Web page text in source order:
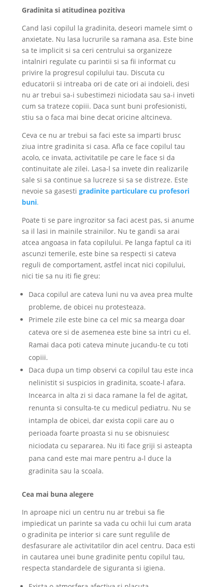
Gradinitasi atitudinea pozitiva
Cand lasi copilul la gradinita, deseori mamele simt o
anxietate. Nu lasa lucrurile sa ramana asa. Este bine
sa te implicit si sa ceri centrului sa organizeze
intalniri regulate cu parintii si sa fii informat cu
privire la progresul copilului tau. Discuta cu
educatorii si intreaba ori de cate ori ai indoieli, desi
nu ar trebui sa-i subestimezi niciodata sau sa-i inveti
cum sa trateze copiii. Daca sunt buni profesionisti,
stiu sa o faca mai bine decat oricine altcineva.
Ceva ce nu ar trebui sa faci este sa imparti brusc
ziua intre gradinita si casa. Afla ce face copilul tau
acolo, ce invata, activitatile pe care le face si da
continuitate ale zilei. Lasa-l sa invete din realizarile
sale si sa continue sa lucreze si sa se distreze. Este
nevoie sa gasesti gradinite particulare cu profesori
buni.
Poate ti se pare ingrozitor sa faci acest pas, si anume
sa il lasi in mainile strainilor. Nu te gandi sa arai
atcea angoasa in fata copilului. Pe langa faptul ca iti
ascunzi temerile, este bine sa respecti si cateva
reguli de comportament, astfel incat nici copilului,
nici tie sa nu iti fie greu:
Daca copilul are cateva luni nu va avea prea multe
probleme, de obicei nu protesteaza.
Primele zile este bine ca cel mic sa mearga doar
cateva ore si de asemenea este bine sa intri cu el.
Ramai daca poti cateva minute jucandu-te cu toti
copiii.
Daca dupa un timp observi ca copilul tau este inca
nelinistit si suspicios in gradinita, scoate-l afara.
Incearca in alta zi si daca ramane la fel de agitat,
renunta si consulta-te cu medicul pediatru. Nu se
intampla de obicei, dar exista copii care au o
perioada foarte proasta si nu se obisnuiesc
niciodata cu separarea. Nu iti face griji si asteapta
pana cand este mai mare pentru a-l duce la
gradinita sau la scoala.
Cea mai buna alegere
In aproape nici un centru nu ar trebui sa fie
impiedicat un parinte sa vada cu ochii lui cum arata
o gradinita pe interior si care sunt regulile de
desfasurare ale activitatilor din acel centru. Daca esti
in cautarea unei bune gradinite pentu copilul tau,
respecta standardele de siguranta si igiena.